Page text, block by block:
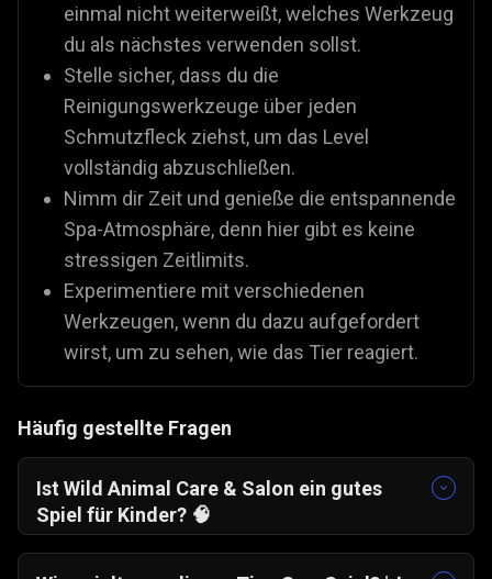
einmal nicht weiterweißt, welches Werkzeug
du als nächstes verwenden sollst.
Stelle sicher, dass du die
Reinigungswerkzeuge über jeden
Schmutzfleck ziehst, um das Level
vollständig abzuschließen.
Nimm dir Zeit und genieße die entspannende
Spa-Atmosphäre, denn hier gibt es keine
stressigen Zeitlimits.
Experimentiere mit verschiedenen
Werkzeugen, wenn du dazu aufgefordert
wirst, um zu sehen, wie das Tier reagiert.
Häufig gestellte Fragen
Ist Wild Animal Care & Salon ein gutes
Spiel für Kinder? 🧠
Spiel, das Fürsorge und Empathie in einer